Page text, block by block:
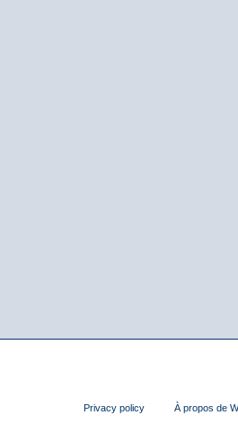
Privacy policy À propos de